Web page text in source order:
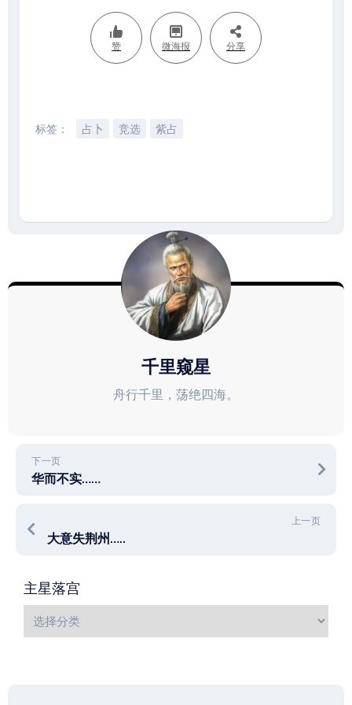
赞 微海报 分享
标签： 占卜 竞选 紫占
千里窥星
舟行千里，荡绝四海。
下一页
华而不实……
上一页
大意失荆州…..
主星落宫